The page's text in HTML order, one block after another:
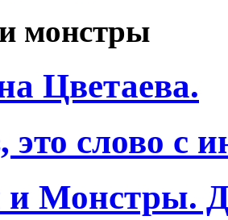
монстры
Цветаева.
это слово с
и Монстры.